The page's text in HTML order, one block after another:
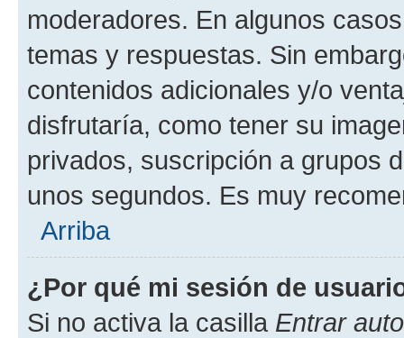
moderadores. En algunos
temas y respuestas. Sin
contenidos adicionales y/o
disfrutaría, como tener su
privados, suscripción a grupos
unos segundos. Es muy
Arriba
¿Por qué mi sesión de
Si no activa la casilla Entrar